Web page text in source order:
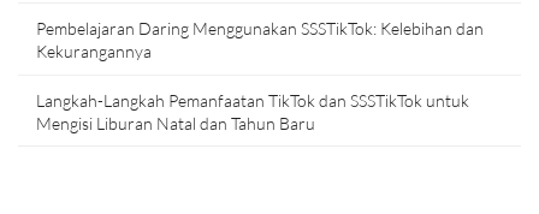
Pembelajaran Daring Menggunakan SSSTikTok: Kelebihan dan
Kekurangannya
Langkah-Langkah Pemanfaatan TikTok dan SSSTikTok untuk
Mengisi Liburan Natal dan Tahun Baru